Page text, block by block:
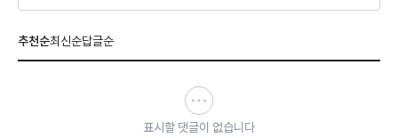
추천순최신순답글순
표시할 댓글이 없습니다